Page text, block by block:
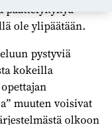
–
ole ylipäätään.
pystyviä
kokeilla
muuten voisivat
olkoon